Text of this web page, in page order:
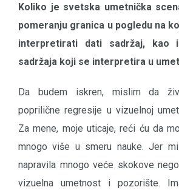
Koliko je svetska umetnička
pomeranju granica u pogledu na
interpretirati dati sadržaj, kao
sadržaja koji se interpretira u
Da budem iskren, mislim da
poprilične regresije u vizuelnoj
Za mene, moje uticaje, reći ću da
mnogo više u smeru nauke. Jer
napravila mnogo veće skokove
vizuelna umetnost i pozorište.